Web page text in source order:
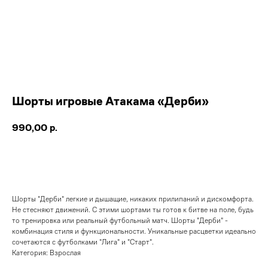
Шорты игровые Атакама «Дерби»
990,00 р.
Шорты "Дерби" легкие и дышащие, никаких прилипаний и дискомфорта.
Не стесняют движений. С этими шортами ты готов к битве на поле, будь
то тренировка или реальный футбольный матч. Шорты "Дерби" -
комбинация стиля и функциональности. Уникальные расцветки идеально
сочетаются с футболками "Лига" и "Старт".
Категория: Взрослая